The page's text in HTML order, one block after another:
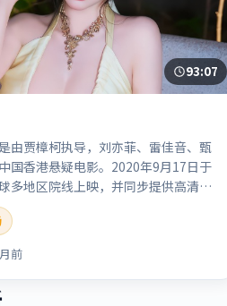
93:07
由贾樟柯执导，刘亦菲、雷佳音、甄
国香港悬疑电影。2020年9月17日于
多地区院线上映，并同步提供高清正
看。剧情与看点：悬念层层推进，线
局出人意料，适合推理爱好者。本片
追缉」「贾樟柯」「悬疑」「中国香
「2020-09-17上映」等关键词的影迷
信息。
前